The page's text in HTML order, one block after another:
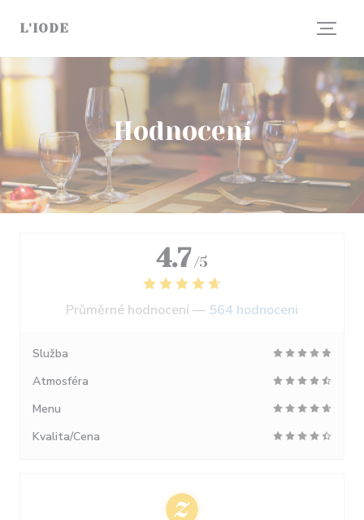
L'IODE
Hodnocení
4.7 /5
Průměrné hodnocení — 564 hodnoceni
Služba
Atmosféra
Menu
Kvalita/Cena